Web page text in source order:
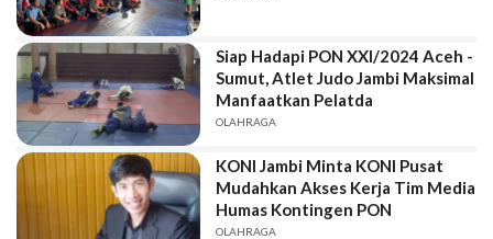
Siap Hadapi PON XXI/2024 Aceh -
Sumut, Atlet Judo Jambi Maksimal
Manfaatkan Pelatda
OLAHRAGA
KONI Jambi Minta KONI Pusat
Mudahkan Akses Kerja Tim Media
Humas Kontingen PON
OLAHRAGA